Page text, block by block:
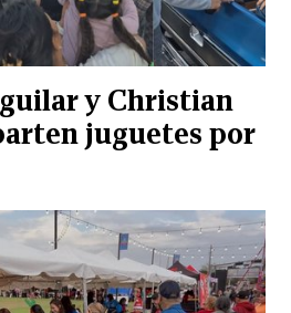
y Christian
juguetes por